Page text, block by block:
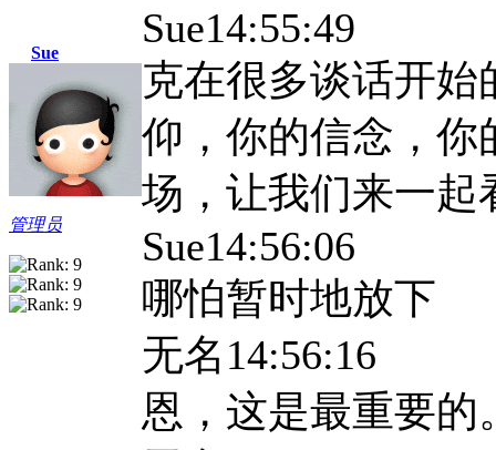
Sue
管理员
Sue14:55:49
克在很多谈话开
仰，你的信念，你
场，让我们来一起
Sue14:56:06
哪怕暂时地放下
无名 14:56:16
恩，这是最重要的